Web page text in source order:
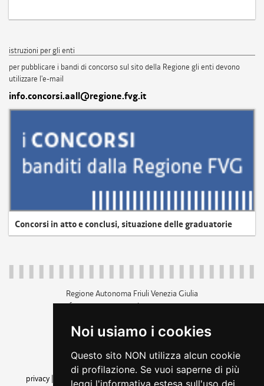
Noi usiamo i cookies
Questo sito NON utilizza alcun cookie
di profilazione. Se vuoi saperne di più
leggi l'informativa estesa sull'uso dei
istruzioni per gli enti
per pubblicare i bandi di concorso sul sito della Regione gli enti devono
utilizzare l'e-mail
info.concorsi.aall@regione.fvg.it
Concorsi in atto e conclusi, situazione delle graduatorie
Regione Autonoma Friuli Venezia Giulia
c.f. 80014930327; p.iva 00526040324
+39 040 3771111
amministrazione trasparente
privacy
cookie |note legali accessibilità
dichiarazione di